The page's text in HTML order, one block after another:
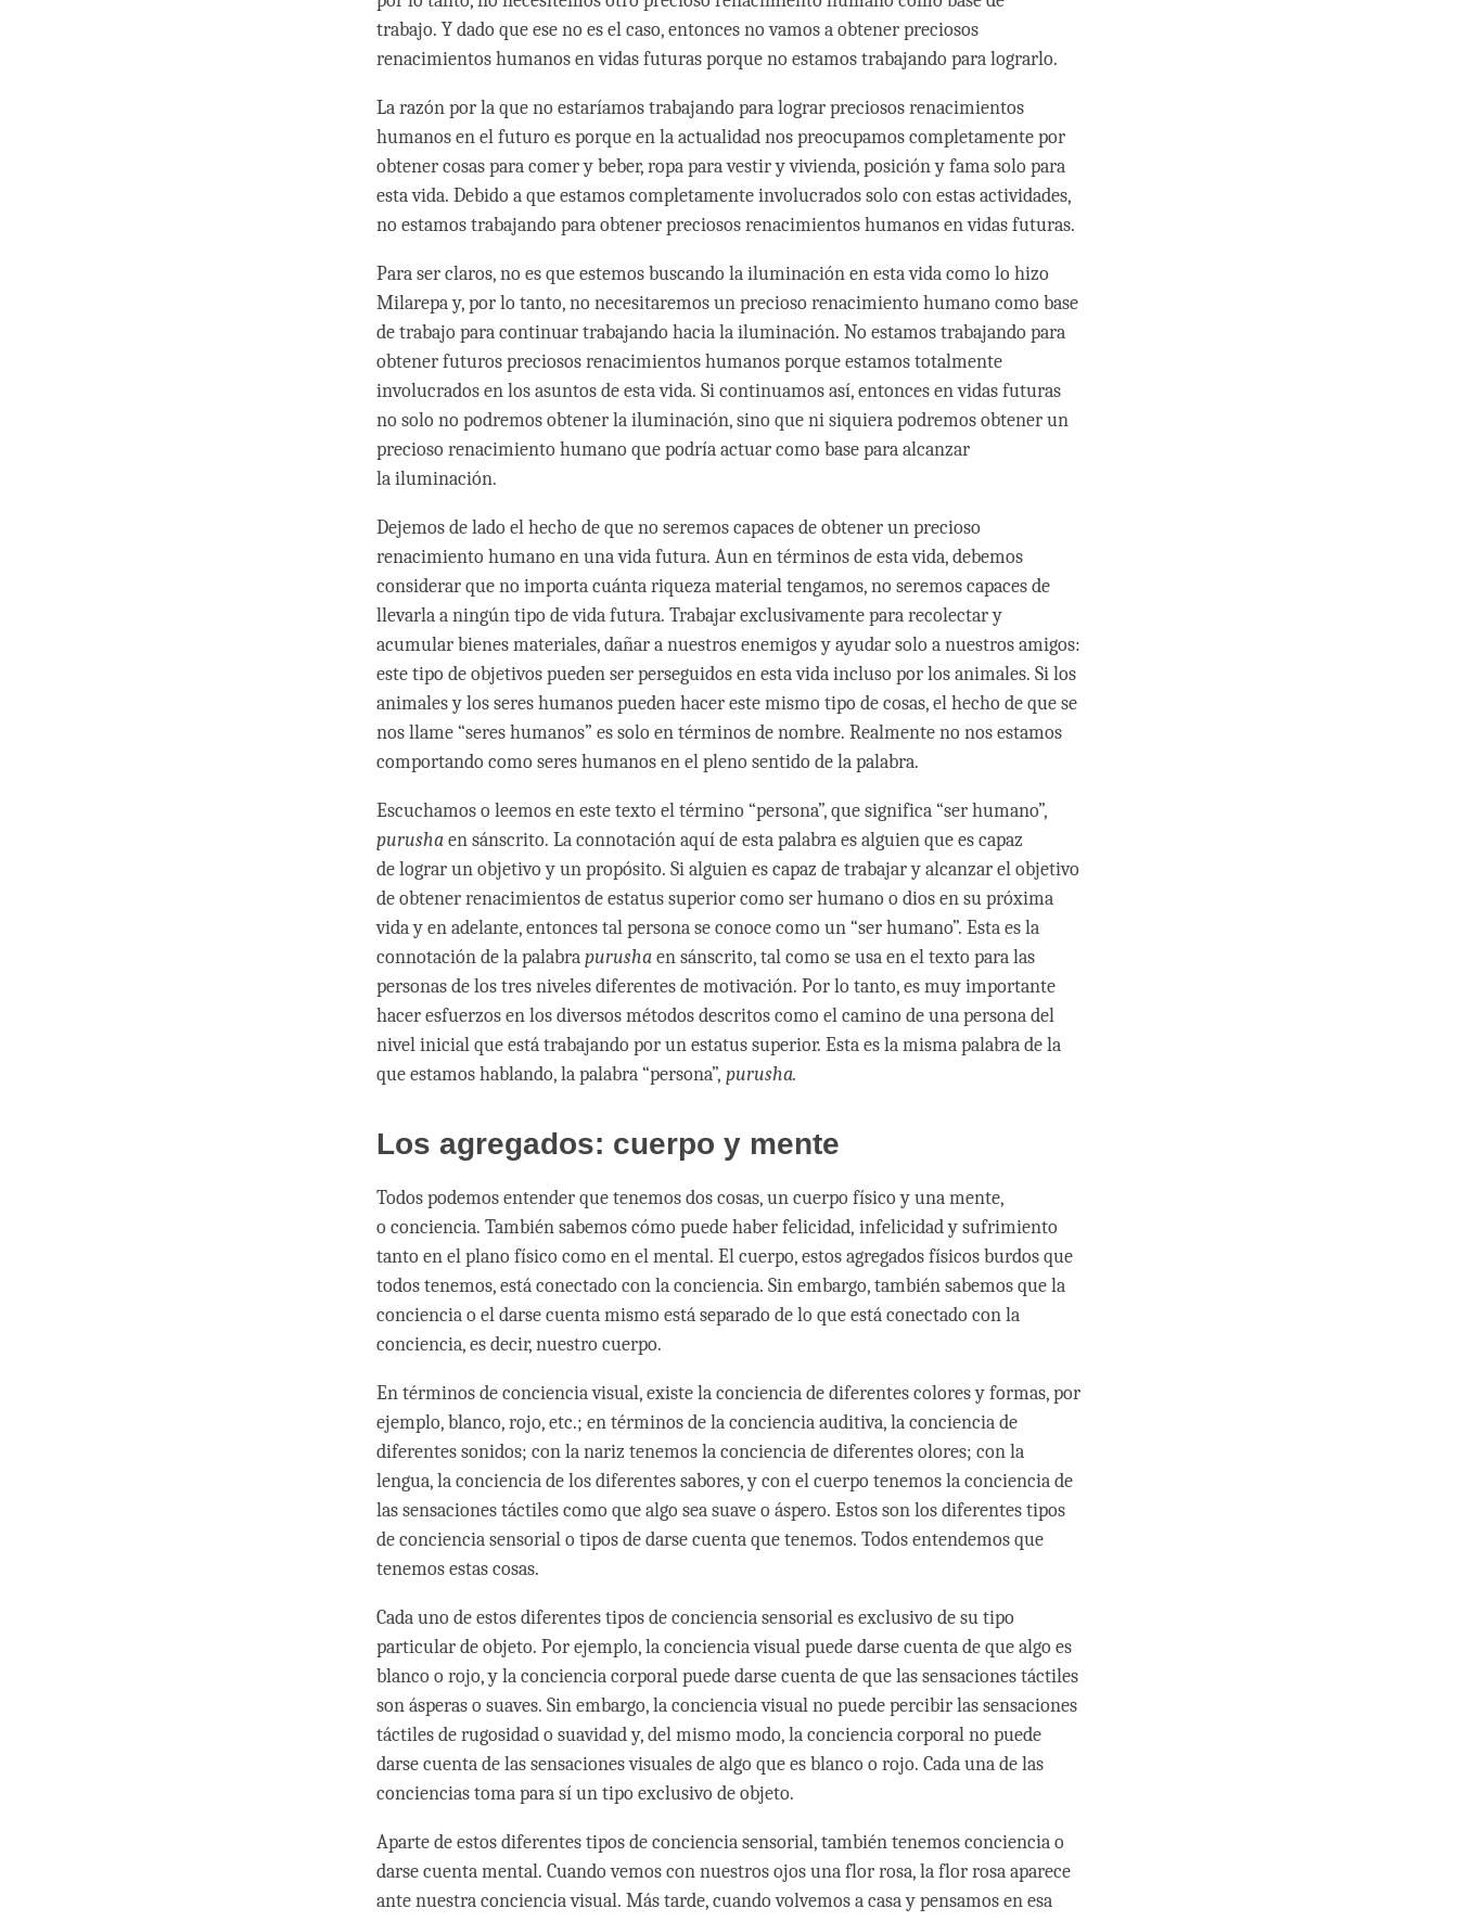
trabajo. Y dado que ese no es el caso, entonces no vamos a obtener preciosos
renacimientos humanos en vidas futuras porque no estamos trabajando para lograrlo.
La razón por la que no estaríamos trabajando para lograr preciosos renacimientos
humanos en el futuro es porque en la actualidad nos preocupamos completamente por
obtener cosas para comer y beber, ropa para vestir y vivienda, posición y fama solo para
esta vida. Debido a que estamos completamente involucrados solo con estas actividades,
no estamos trabajando para obtener preciosos renacimientos humanos en vidas futuras.
Para ser claros, no es que estemos buscando la iluminación en esta vida como lo hizo
Milarepa y, por lo tanto, no necesitaremos un precioso renacimiento humano como base
de trabajo para continuar trabajando hacia la iluminación. No estamos trabajando para
obtener futuros preciosos renacimientos humanos porque estamos totalmente
involucrados en los asuntos de esta vida. Si continuamos así, entonces en vidas futuras
no solo no podremos obtener la iluminación, sino que ni siquiera podremos obtener un
precioso renacimiento humano que podría actuar como base para alcanzar
la iluminación.
Dejemos de lado el hecho de que no seremos capaces de obtener un precioso
renacimiento humano en una vida futura. Aun en términos de esta vida, debemos
considerar que no importa cuánta riqueza material tengamos, no seremos capaces de
llevarla a ningún tipo de vida futura. Trabajar exclusivamente para recolectar y
acumular bienes materiales, dañar a nuestros enemigos y ayudar solo a nuestros amigos:
este tipo de objetivos pueden ser perseguidos en esta vida incluso por los animales. Si los
animales y los seres humanos pueden hacer este mismo tipo de cosas, el hecho de que se
nos llame “seres humanos” es solo en términos de nombre. Realmente no nos estamos
comportando como seres humanos en el pleno sentido de la palabra.
Escuchamos o leemos en este texto el término “persona”, que significa “ser humano”,
purushaen sánscrito. La connotación aquí de esta palabra es alguien que es capaz
de lograr un objetivo y un propósito. Si alguien es capaz de trabajar y alcanzar el objetivo
de obtener renacimientos de estatus superior como ser humano o dios en su próxima
vida y en adelante, entonces tal persona se conoce como un “ser humano”. Esta es la
connotación de la palabrapurushaen sánscrito, tal como se usa en el texto para las
personas de los tres niveles diferentes de motivación. Por lo tanto, es muy importante
hacer esfuerzos en los diversos métodos descritos como el camino de una persona del
nivel inicial que está trabajando por un estatus superior. Esta es la misma palabra de la
que estamos hablando, la palabra “persona”, purusha.
Los agregados: cuerpo y mente
Todos podemos entender que tenemos dos cosas, un cuerpo físico y una mente,
o conciencia. También sabemos cómo puede haber felicidad, infelicidad y sufrimiento
tanto en el plano físico como en el mental. El cuerpo, estos agregados físicos burdos que
todos tenemos, está conectado con la conciencia. Sin embargo, también sabemos que la
conciencia o el darse cuenta mismo está separado de lo que está conectado con la
conciencia, es decir, nuestro cuerpo.
En términos de conciencia visual, existe la conciencia de diferentes colores y formas, por
ejemplo, blanco, rojo, etc.; en términos de la conciencia auditiva, la conciencia de
diferentes sonidos; con la nariz tenemos la conciencia de diferentes olores; con la
lengua, la conciencia de los diferentes sabores, y con el cuerpo tenemos la conciencia de
las sensaciones táctiles como que algo sea suave o áspero. Estos son los diferentes tipos
de conciencia sensorial o tipos de darse cuenta que tenemos. Todos entendemos que
tenemos estas cosas.
Cada uno de estos diferentes tipos de conciencia sensorial es exclusivo de su tipo
particular de objeto. Por ejemplo, la conciencia visual puede darse cuenta de que algo es
blanco o rojo, y la conciencia corporal puede darse cuenta de que las sensaciones táctiles
son ásperas o suaves. Sin embargo, la conciencia visual no puede percibir las sensaciones
táctiles de rugosidad o suavidad y, del mismo modo, la conciencia corporal no puede
darse cuenta de las sensaciones visuales de algo que es blanco o rojo. Cada una de las
conciencias toma para sí un tipo exclusivo de objeto.
Aparte de estos diferentes tipos de conciencia sensorial, también tenemos conciencia o
darse cuenta mental. Cuando vemos con nuestros ojos una flor rosa, la flor rosa aparece
ante nuestra conciencia visual. Más tarde, cuando volvemos a casa y pensamos en esa